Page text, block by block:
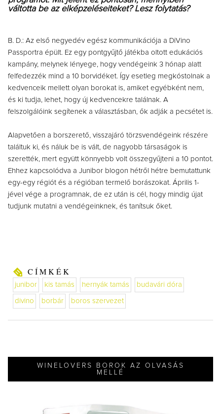
váltotta be az elképzeléseiteket? Lesz folytatás?
B. D.: Az első negyedév egész kommunikációja a DiVino
Passportra épült. Ez egy pontgyűjtő játékba oltott edukációs
kampány, melynek lényege, hogy vendégeink 3 hónap alatt
felfedezzék mind a 10 borvidéket. Így esetleg megkóstolnak a
kedvenceik mellett olyan borokat is, amiket egyébként nem,
és ki tudja, lehet, hogy új kedvencekre találnak. A
felszolgálóink segítenek a választásban, ők adják a pecsétet is.
Alapvetően a borszerető, visszajáró törzsvendégeink részére
találtuk ki, és náluk be is vált, de nagyobb társaságok is
szerették, mert együtt könnyebb volt összegyűjteni a 10 pontot.
Ehhez kapcsolódva a Junibor blogon hétről hétre bemutattunk
egy-egy régiót és a régióban termelő borászokat. Április 1-
jével vége a programnak, de ez után is cél, hogy mindig újat
tudjunk mutatni a vendégeinknek, és tanítsuk őket.
CÍMKÉK
junibor kis tamás hernyák tamás budavári dóra
divino borbár boros szervezet
WINELOVERS BOROK AZ OLVASÁS
MELLÉ